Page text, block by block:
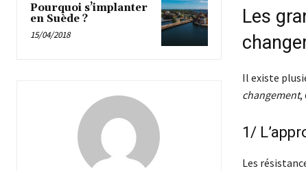
Pourquoi s’implanter
en Suède ?
15/04/2018
Les
Il existe
changement,
1/
Les